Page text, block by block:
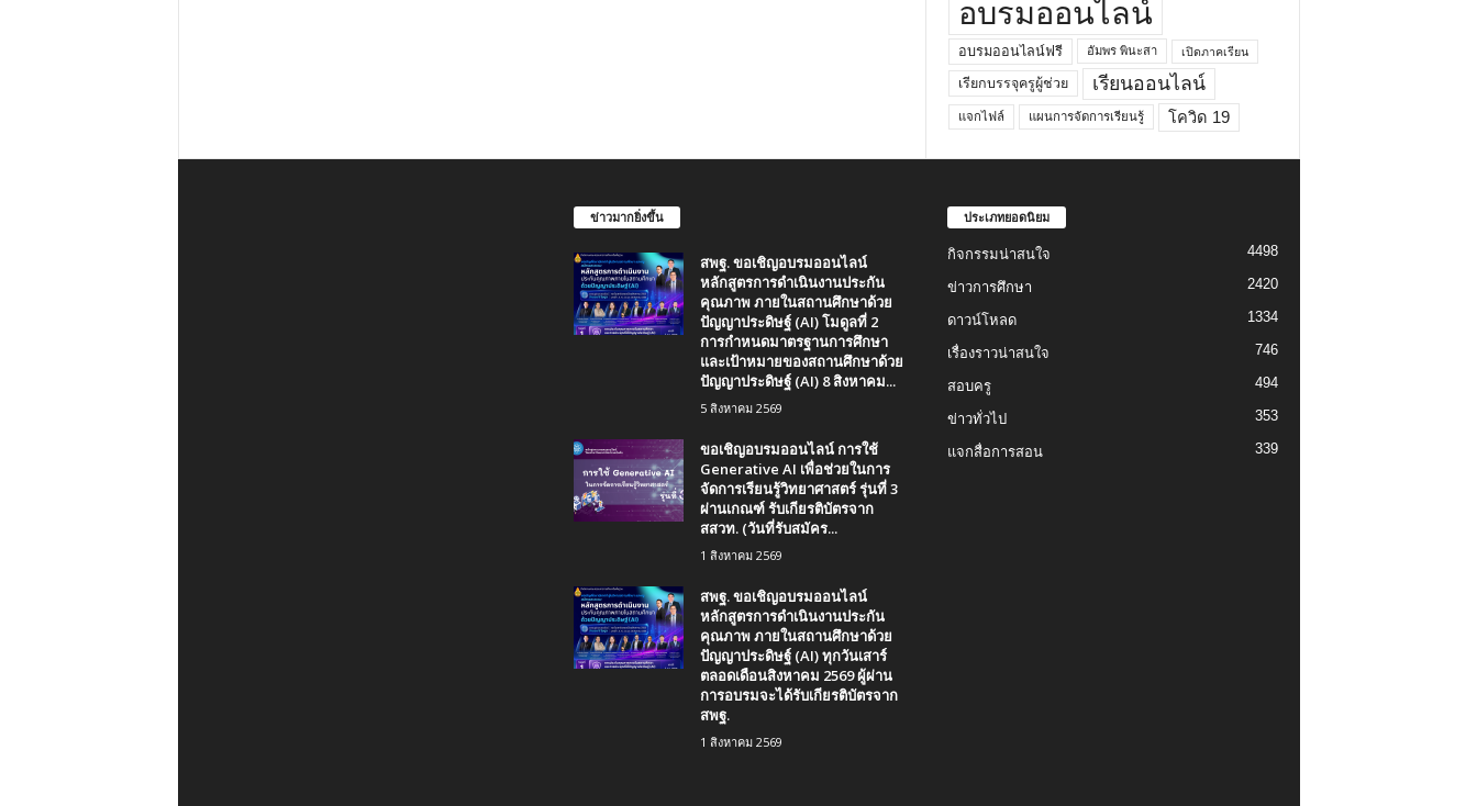
อบรมออนไลน์
อบรมออนไลน์ฟรี อัมพร พินะสา เปิดภาคเรียน
เรียกบรรจุครูผู้ช่วย เรียนออนไลน์
แจกไฟล์ แผนการจัดการเรียนรู้ โควิด 19
ข่าวมากยิ่งขึ้น
สพฐ. ขอเชิญอบรมออนไลน์
หลักสูตรการดำเนินงานประกัน
คุณภาพ ภายในสถานศึกษาด้วย
ปัญญาประดิษฐ์ (AI) โมดูลที่ 2
การกำหนดมาตรฐานการศึกษา
และเป้าหมายของสถานศึกษาด้วย
ปัญญาประดิษฐ์ (AI) 8 สิงหาคม...
5 สิงหาคม 2569
ขอเชิญอบรมออนไลน์ การใช้
Generative AI เพื่อช่วยในการ
จัดการเรียนรู้วิทยาศาสตร์ รุ่นที่ 3
ผ่านเกณฑ์ รับเกียรติบัตรจาก
สสวท. (วันที่รับสมัคร...
1 สิงหาคม 2569
สพฐ. ขอเชิญอบรมออนไลน์
หลักสูตรการดำเนินงานประกัน
คุณภาพ ภายในสถานศึกษาด้วย
ปัญญาประดิษฐ์ (AI) ทุกวันเสาร์
ตลอดเดือนสิงหาคม 2569 ผู้ผ่าน
การอบรมจะได้รับเกียรติบัตรจาก
สพฐ.
1 สิงหาคม 2569
ประเภทยอดนิยม
กิจกรรมน่าสนใจ 4498
ข่าวการศึกษา 2420
ดาวน์โหลด 1334
เรื่องราวน่าสนใจ 746
สอบครู 494
ข่าวทั่วไป 353
แจกสื่อการสอน 339